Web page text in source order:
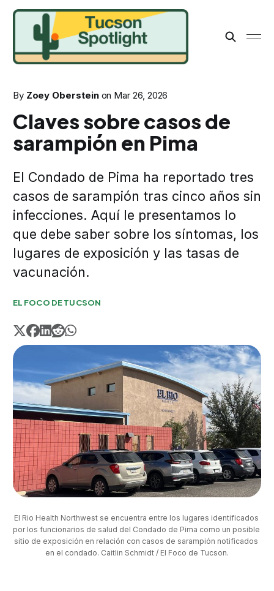
By Zoey Oberstein on Mar 26, 2026
Claves sobre casos de
sarampión en Pima
El Condado de Pima ha reportado tres
casos de sarampión tras cinco años sin
infecciones. Aquí le presentamos lo
que debe saber sobre los síntomas, los
lugares de exposición y las tasas de
vacunación.
EL FOCO DE TUCSON
El Rio Health Northwest se encuentra entre los lugares identificados
por los funcionarios de salud del Condado de Pima como un posible
sitio de exposición en relación con casos de sarampión notificados
en el condado. Caitlin Schmidt / El Foco de Tucson.